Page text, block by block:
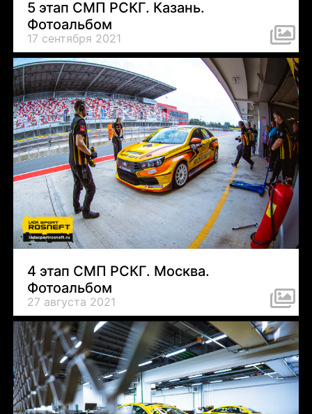
5 этап СМП РСКГ. Казань.
Фотоальбом
17 сентября 2021
4 этап СМП РСКГ. Москва.
Фотоальбом
27 августа 2021